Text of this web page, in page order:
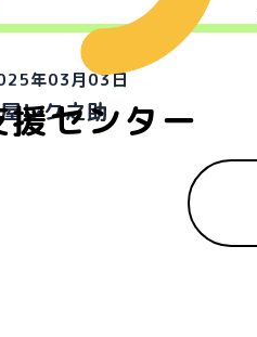
センター
年03月03日
レク之助